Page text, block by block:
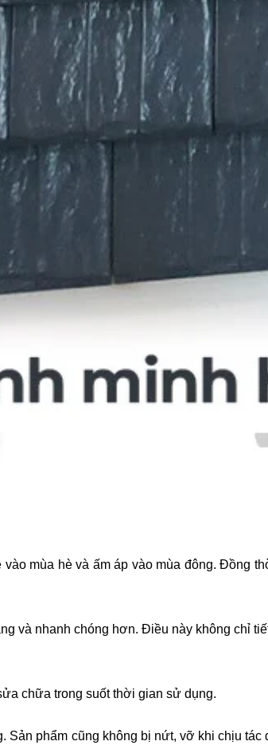
mùa hè và ấm áp vào mùa đông. Đồng
và nhanh chóng hơn. Điều này không chỉ
chữa trong suốt thời gian sử dụng.
phẩm cũng không bị nứt, vỡ khi chịu tác